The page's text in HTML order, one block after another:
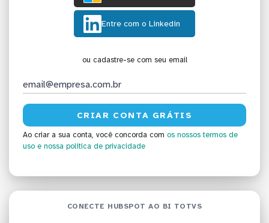
Entre com o Linkedin
ou cadastre-se com seu email
Ao criar a sua conta, você concorda com os nossos termos de
uso e nossa política de privacidade
CONECTE HUBSPOT AO BI TOTVS